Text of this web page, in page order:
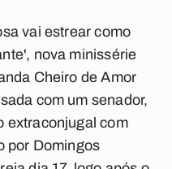
vai estrear como
nova minissérie
Cheiro de Amor
com um senador,
extraconjugal com
por Domingos